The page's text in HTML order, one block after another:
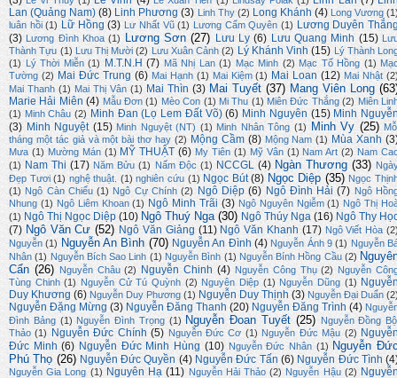
Lan (Quảng Nam) (8) Linh Phương (3) Linh Thy (2) Long Khánh (4) Long Vương
luân hồi (1) Lữ Hồng (3) Lư Nhất Vũ (1) Lương Cẩm Quyên (1) Lương Duyên
(3) Lương Đình Khoa (1) Lương Sơn (27) Lưu Ly (6) Lưu Quang Minh (15)
Thành Tựu (1) Lưu Thị Mười (2) Lưu Xuân Cảnh (2) Lý Khánh Vinh (15) Lý Thành
(1)
Lý Thời Miễn (1) M.T.N.H (7) Mã Nhị Lan (1) Mạc Minh (2) Mạc Tố Hồng (1)
Tường (2) Mai Đức Trung (6) Mai Hạnh (1) Mai Kiệm (1) Mai Loan (12) Mai Nhật
Mai Thanh (1) Mai Thị Vân (1) Mai Thìn (3) Mai Tuyết (37) Mang Viên Long
Marie Hải Miên (4) Mẫu Đơn (1) Mèo Con (1) Mi Thu (1) Miên Đức Thắng (2) Miên
(1) Minh Châu (2) Minh Đan (Lọ Lem Đất Võ) (6) Minh Nguyên (15) Minh
(3) Minh Nguyệt (15) Minh Nguyệt (NT) (1) Minh Nhân Tông (1) Minh Vy (25)
tháng một tác giả và một bài thơ hay (2) Mộng Cầm (8) Mộng Nam (1) Mùa Xanh
Mưa (1) Mường Mán (1) MỸ THUẬT (6) My Tiên (1) Mỹ Vân (1) Nam Art (2) Nam
(1) Nam Thi (17) Năm Bửu (1) Nấm Độc (1) NCCGL (4) Ngàn Thương (33)
Đẹp Tươi (1) nghệ thuật. (1) nghiên cứu (1) Ngọc Bút (8) Ngọc Diệp (35) Ngọc
(1) Ngô Càn Chiểu (1) Ngô Cự Chính (2) Ngô Diệp (6) Ngô Đình Hải (7) Ngô
Nhung (1) Ngô Liêm Khoan (1) Ngô Minh Trãi (3) Ngô Nguyên Ngiễm (1) Ngô Thị
(1) Ngô Thị Ngọc Diệp (10) Ngô Thuý Nga (30) Ngô Thúy Nga (16) Ngô Thy
(7) Ngô Văn Cư (52) Ngô Văn Giảng (11) Ngô Văn Khanh (17) Ngô Viết Hòa
Nguyễn (1) Nguyễn An Bình (70) Nguyễn An Đình (4) Nguyễn Ánh 9 (1) Nguyễn
Nhân (1) Nguyễn Bích Sao Linh (1) Nguyễn Bình (1) Nguyễn Bính Hồng Cầu (2)
Cẩn (26) Nguyễn Châu (2) Nguyễn Chinh (4) Nguyễn Công Thụ (2) Nguyễn
Tùng Chinh (1) Nguyễn Cử Tú Quỳnh (2) Nguyên Diệp (1) Nguyễn Dũng (1)
Duy Khương (6) Nguyễn Duy Phương (1) Nguyễn Duy Thịnh (3) Nguyễn Đại Duẩn
Nguyễn Đặng Mừng (3) Nguyễn Đăng Thanh (20) Nguyễn Đăng Trình (4)
Đình Bảng (1) Nguyễn Đình Trọng (1) Nguyễn Đoan Tuyết (25)
Nguyễn Đồng
Thảo (1) Nguyễn Đức Chính (5) Nguyễn Đức Cơ (1) Nguyễn Đức Mậu (2)
Đức Minh (6) Nguyễn Đức Minh Hùng (10) Nguyễn Đức Nhân (1) Nguyễn
Phú Thọ (26) Nguyễn Đức Quyền (4) Nguyễn Đức Tấn (6) Nguyễn Đức Tình
Nguyễn Gia Long (1) Nguyên Hạ (11) Nguyễn Hải Thảo (2) Nguyễn Hậu (2)